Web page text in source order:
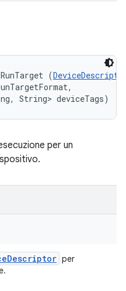
(
String> deviceTags)
per un
Descriptor per